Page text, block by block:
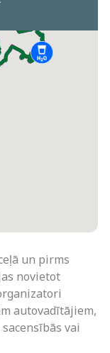
un pirms
novietot
autovadītājiem,
vai